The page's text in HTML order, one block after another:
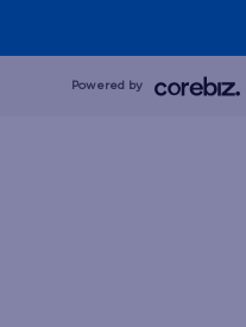
Powered by